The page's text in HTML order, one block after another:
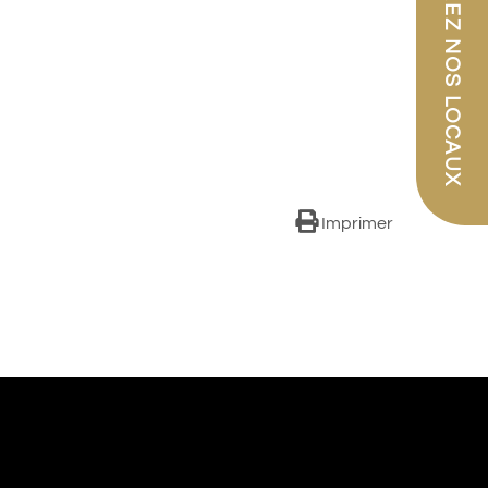
Imprimer